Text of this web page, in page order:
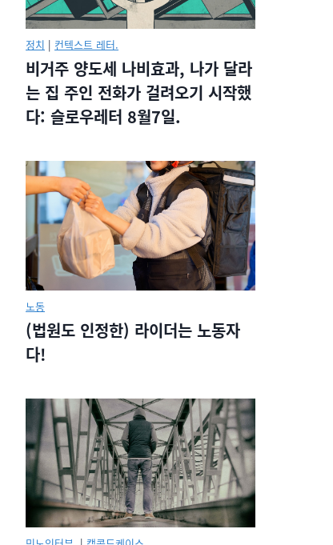
정치 | 컨텍스트 레터.
비거주 양도세 나비효과, 나가 달라
는 집 주인 전화가 걸려오기 시작했
다: 슬로우레터 8월7일.
노동
(법원도 인정한) 라이더는 노동자
다!